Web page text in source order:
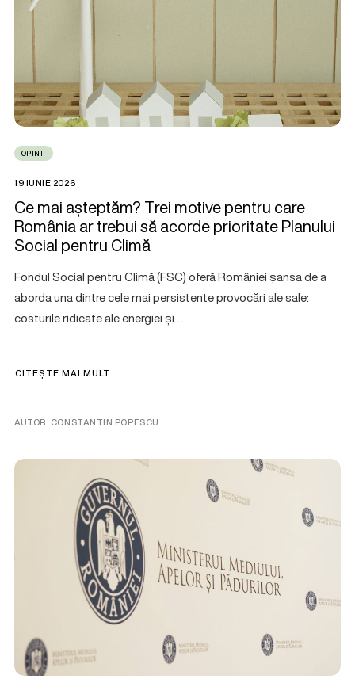
OPINII
19 IUNIE 2026
Ce mai așteptăm? Trei motive pentru care
România ar trebui să acorde prioritate Planului
Social pentru Climă
Fondul Social pentru Climă (FSC) oferă României șansa de a
aborda una dintre cele mai persistente provocări ale sale:
costurile ridicate ale energiei și…
CITEȘTE MAI MULT
AUTOR. CONSTANTIN POPESCU